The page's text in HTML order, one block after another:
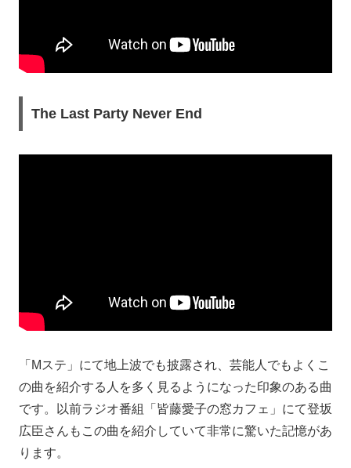
The Last Party Never End
「Mステ」にて地上波でも披露され、芸能人でもよくこ
の曲を紹介する人を多く見るようになった印象のある曲
です。以前ラジオ番組「皆藤愛子の窓カフェ」にて登坂
広臣さんもこの曲を紹介していて非常に驚いた記憶があ
ります。